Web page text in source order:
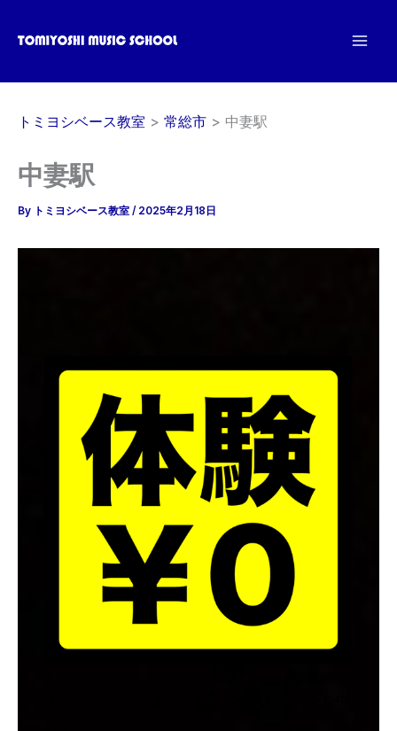
ス
トミヨシベース教室 常総市 中妻駅
中妻駅
By トミヨシベース教室 / 2025年2月18日